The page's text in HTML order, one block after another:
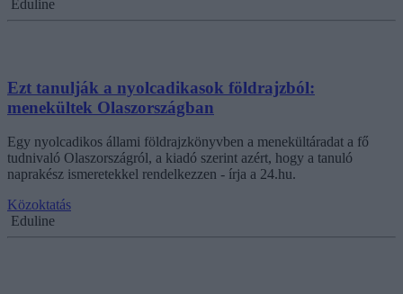
Eduline
Ezt tanulják a nyolcadikasok földrajzból:
menekültek Olaszországban
Egy nyolcadikos állami földrajzkönyvben a menekültáradat a fő
tudnivaló Olaszországról, a kiadó szerint azért, hogy a tanuló
naprakész ismeretekkel rendelkezzen - írja a 24.hu.
Közoktatás
Eduline